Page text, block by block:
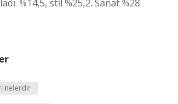
%14,5, stil %25,2. Sanat %28.
nelerdir